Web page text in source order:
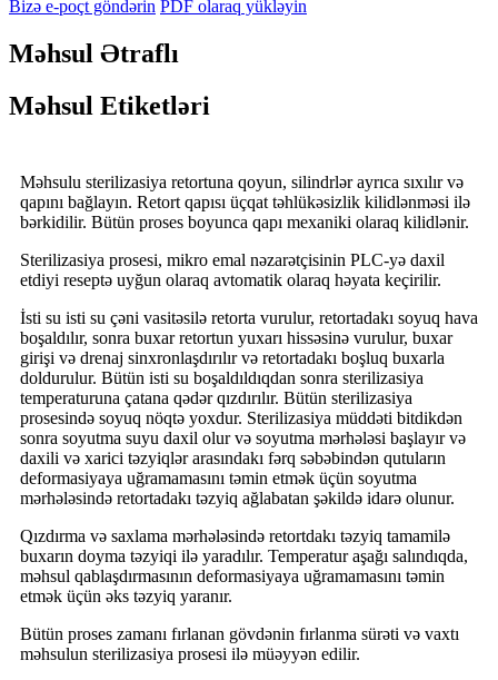
Bizə e-poçt göndərin PDF olaraq yükləyin
Məhsul Ətraflı
Məhsul Etiketləri
Məhsulu sterilizasiya retortuna qoyun, silindrlər ayrıca sıxılır və
qapını bağlayın. Retort qapısı üçqat təhlükəsizlik kilidlənməsi ilə
bərkidilir. Bütün proses boyunca qapı mexaniki olaraq kilidlənir.
Sterilizasiya prosesi, mikro emal nəzarətçisinin PLC-yə daxil
etdiyi reseptə uyğun olaraq avtomatik olaraq həyata keçirilir.
İsti su isti su çəni vasitəsilə retorta vurulur, retortadakı soyuq hava
boşaldılır, sonra buxar retortun yuxarı hissəsinə vurulur, buxar
girişi və drenaj sinxronlaşdırılır və retortadakı boşluq buxarla
doldurulur. Bütün isti su boşaldıldıqdan sonra sterilizasiya
temperaturuna çatana qədər qızdırılır. Bütün sterilizasiya
prosesində soyuq nöqtə yoxdur. Sterilizasiya müddəti bitdikdən
sonra soyutma suyu daxil olur və soyutma mərhələsi başlayır və
daxili və xarici təzyiqlər arasındakı fərq səbəbindən qutuların
deformasiyaya uğramamasını təmin etmək üçün soyutma
mərhələsində retortadakı təzyiq ağlabatan şəkildə idarə olunur.
Qızdırma və saxlama mərhələsində retortdakı təzyiq tamamilə
buxarın doyma təzyiqi ilə yaradılır. Temperatur aşağı salındıqda,
məhsul qablaşdırmasının deformasiyaya uğramamasını təmin
etmək üçün əks təzyiq yaranır.
Bütün proses zamanı fırlanan gövdənin fırlanma sürəti və vaxtı
məhsulun sterilizasiya prosesi ilə müəyyən edilir.